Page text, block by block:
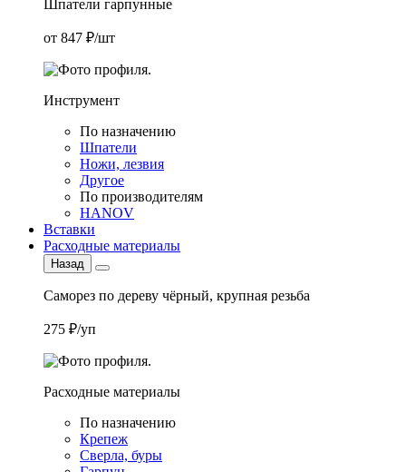
Шпатели гарпунные
от 847 ₽/шт
Инструмент
По назначению
Шпатели
Ножи, лезвия
Другое
По производителям
HANOV
Вставки
Расходные материалы
Назад
Саморез по дереву чёрный, крупная резьба
275 ₽/уп
Расходные материалы
По назначению
Крепеж
Сверла, буры